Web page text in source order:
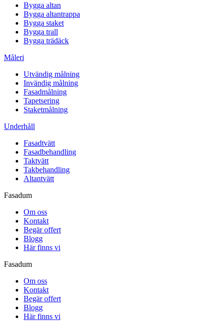
Bygga altan
Bygga altantrappa
Bygga staket
Bygga trall
Bygga trädäck
Måleri
Utvändig målning
Invändig målning
Fasadmålning
Tapetsering
Staketmålning
Underhåll
Fasadtvätt
Fasadbehandling
Taktvätt
Takbehandling
Altantvätt
Fasadum
Om oss
Kontakt
Begär offert
Blogg
Här finns vi
Fasadum
Om oss
Kontakt
Begär offert
Blogg
Här finns vi